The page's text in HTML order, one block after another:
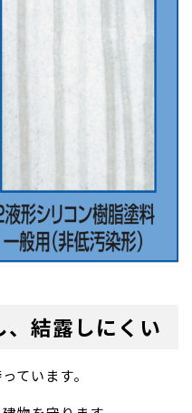
、結露しにくい
ています。